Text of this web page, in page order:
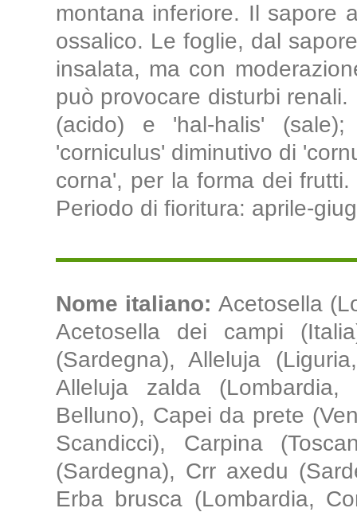
montana inferiore. Il sapore
ossalico. Le foglie, dal
insalata, ma con
può provocare disturbi
(acido) e 'hal-halis'
'corniculus' diminutivo di
corna', per la forma dei
Periodo di fioritura: aprile-
Nome italiano: Acetosella
Acetosella dei campi
(Sardegna), Alleluja
Alleluja zalda
Belluno), Capei da prete
Scandicci), Carpina
(Sardegna), Crr axedu
Erba brusca (Lombardia,